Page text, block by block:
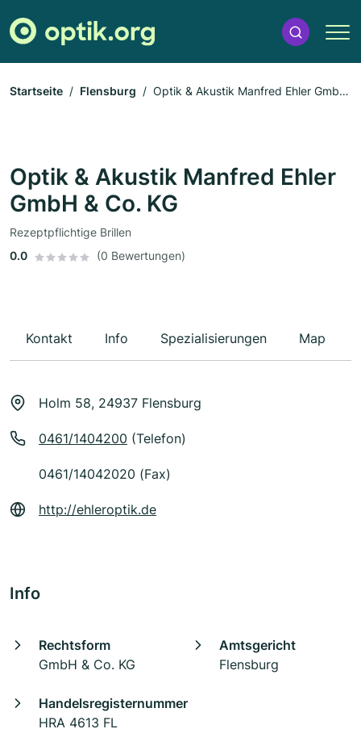
Startseite Flensburg
Optik & Akustik Manfred Ehler GmbH
Optik & Akustik Manfred Ehler
GmbH & Co. KG
Rezeptpflichtige Brillen
0.0
(0 Bewertungen)
Kontakt Info Spezialisierungen Map
Holm 58, 24937 Flensburg
0461/1404200 (Telefon)
0461/14042020 (Fax)
http://ehleroptik.de
Info
Rechtsform
GmbH & Co. KG
Amtsgericht
Flensburg
Handelsregisternummer
HRA 4613 FL